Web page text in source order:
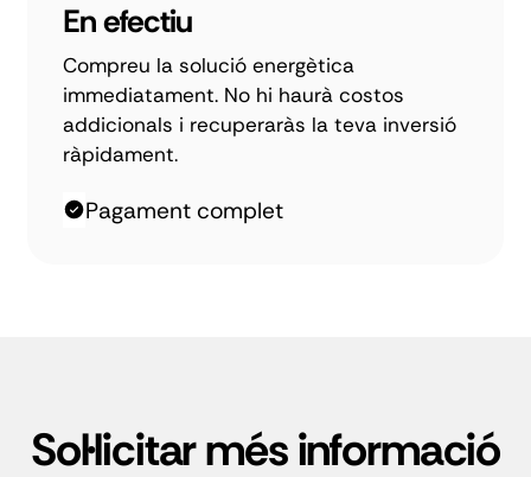
En efectiu
Compreu la solució energètica
immediatament. No hi haurà costos
addicionals i recuperaràs la teva inversió
ràpidament.
Pagament complet
Sol·licitar més informació